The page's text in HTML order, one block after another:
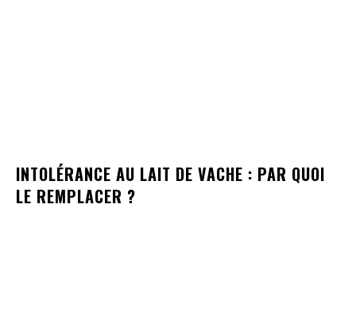
INTOLÉRANCE AU LAIT DE VACHE : PAR QUOI
LE REMPLACER ?